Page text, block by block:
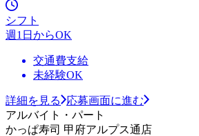
シフト
週1日からOK
交通費支給
未経験OK
詳細を見る
応募画面に進む
アルバイト・パート
かっぱ寿司 甲府アルプス通店